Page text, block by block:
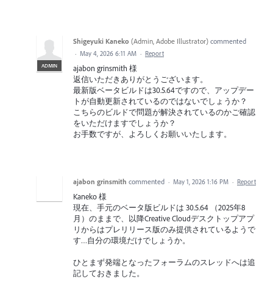
ADMIN
Shigeyuki Kaneko (Admin, Adobe Illustrator) commented
· May 4, 2026 6:11 AM · Report
ajabon grinsmith 様
返信いただきありがとうございます。
最新版ベータビルドは30.5.64ですので、アップデー
トが自動更新されているのではないでしょうか？
こちらのビルドで問題が解決されているのかご確認
をいただけますでしょうか？
お手数ですが、よろしくお願いいたします。
ajabon grinsmith commented · May 1, 2026 1:16 PM · Report
Kaneko 様
現在、手元のベータ版ビルドは 30.5.64 （2025年8
月）のままで、以降Creative Cloudデスクトップアプ
リからはプレリリース版のみ提供されているようで
す…自分の環境だけでしょうか。
ひとまず発端となったフォーラムのスレッドへは追
記しておきました。